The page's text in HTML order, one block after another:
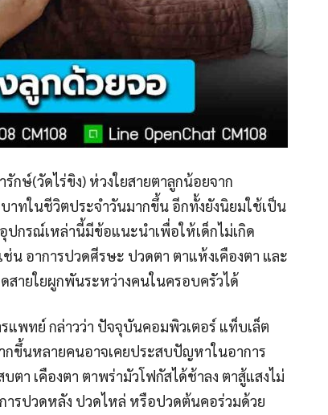
กษ์(วัดไร่ขิง) ห่วงใยสายตาลูกน้อยจาก
ทในชีวิตประจำวันมากขึ้น อีกทั้งยังนิยมใช้เป็น
ปกรณ์เหล่านี้มีข้อแนะนำเพื่อให้เด็กไม่เกิด
อาการปวดศีรษะ ปวดตา ตาแห้งเคืองตา และ
สายใยผูกพันระหว่างคนในครอบครัวได้
พทย์ กล่าวว่า ปัจจุบันคอมพิวเตอร์ แท็บเล็ต
ขึ้นหลายคนอาจเคยประสบปัญหาในอาการ
ตา เคืองตา ตาพร่ามัวโฟกัสได้ช้าลง ตาสู้แสงไม่
รปวดหลัง ปวดไหล่ หรือปวดต้นคอร่วมด้วย